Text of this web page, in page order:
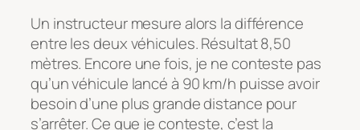
Un instructeur mesure alors la différence
entre les deux véhicules. Résultat 8,50
mètres. Encore une fois, je ne conteste pas
qu’un véhicule lancé à 90 km/h puisse avoir
besoin d’une plus grande distance pour
s’arrêter. Ce que je conteste, c’est la